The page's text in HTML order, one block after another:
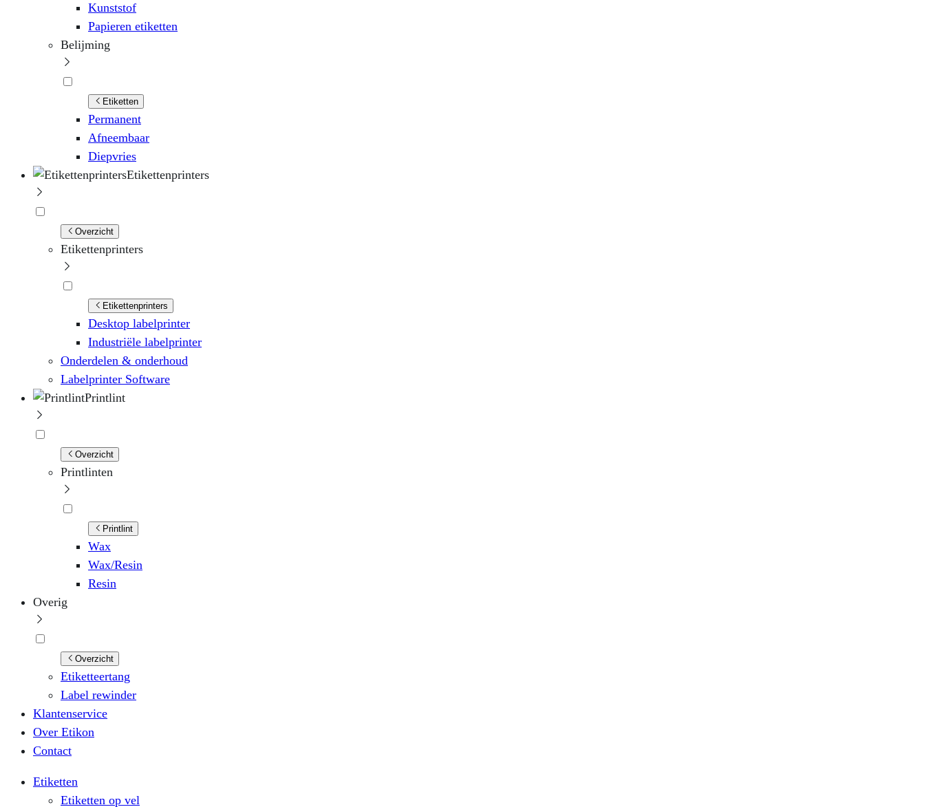
Kunststof
Papieren etiketten
Belijming
Etiketten
Permanent
Afneembaar
Diepvries
Etikettenprinters
Overzicht
Etikettenprinters
Etikettenprinters
Desktop labelprinter
Industriële labelprinter
Onderdelen & onderhoud
Labelprinter Software
Printlint
Overzicht
Printlinten
Printlint
Wax
Wax/Resin
Resin
Overig
Overzicht
Etiketteertang
Label rewinder
Klantenservice
Over Etikon
Contact
Etiketten
Etiketten op vel